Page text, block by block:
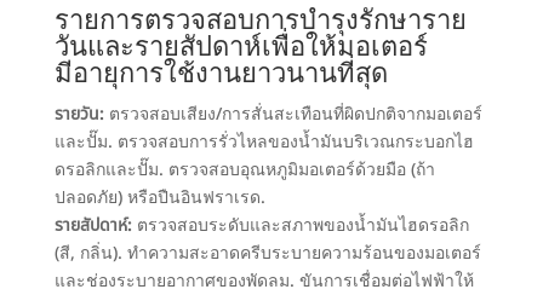
รายการตรวจสอบการบำรุงรักษาราย
วันและรายสัปดาห์เพื่อให้มอเตอร์
มีอายุการใช้งานยาวนานที่สุด
รายวัน: ตรวจสอบเสียง/การสั่นสะเทือนที่ผิดปกติจากมอเตอร์
และปั๊ม. ตรวจสอบการรั่วไหลของน้ำมันบริเวณกระบอกไฮ
ดรอลิกและปั๊ม. ตรวจสอบอุณหภูมิมอเตอร์ด้วยมือ (ถ้า
ปลอดภัย) หรือปืนอินฟราเรด.
รายสัปดาห์: ตรวจสอบระดับและสภาพของน้ำมันไฮดรอลิก
(สี, กลิ่น). ทำความสะอาดครีบระบายความร้อนของมอเตอร์
และช่องระบายอากาศของพัดลม. ขันการเชื่อมต่อไฟฟ้าให้